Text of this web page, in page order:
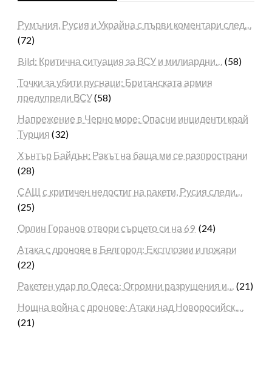
Румъния, Русия и Украйна с първи коментари след…
(72)
Bild: Критична ситуация за ВСУ и милиардни… (58)
Точки за убити руснаци: Британската армия
предупреди ВСУ(58)
Напрежение в Черно море: Опасни инциденти край
Турция (32)
Хънтър Байдън: Ракът на баща ми се разпространи
(28)
САЩ с критичен недостиг на ракети, Русия следи…
(25)
Орлин Горанов отвори сърцето си на 69 (24)
Атака с дронове в Белгород: Експлозии и пожари
(22)
Ракетен удар по Одеса: Огромни разрушения и… (21)
Нощна война с дронове: Атаки над Новоросийск,…
(21)